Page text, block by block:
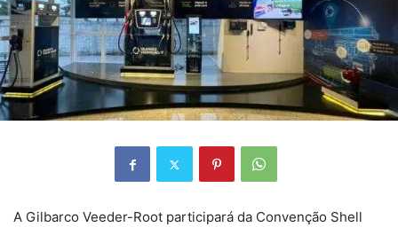
A Gilbarco Veeder-Root participará da Convenção Shell